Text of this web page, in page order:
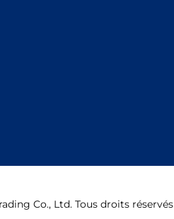
Co., Ltd. Tous droits réservés